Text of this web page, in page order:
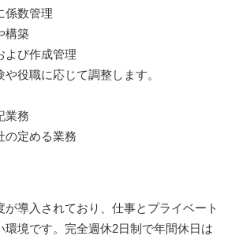
係数管理
構築
よび作成管理
役職に応じて調整します。
業務
の定める業務
が導入されており、仕事とプライベート
環境です。完全週休2日制で年間休日は